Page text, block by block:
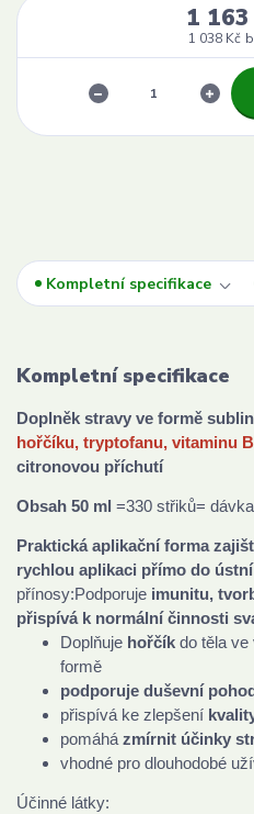
1
1 038 Kč
Kompletní specifikace
Kompletní specifikace
Doplněk stravy ve formě
hořčíku, tryptofanu, vitaminu
citronovou příchutí
Obsah 50 ml =330 střiků=
Praktická aplikační forma
rychlou aplikaci přímo do
přínosy:Podporuje imunitu,
přispívá k normální činnosti
Doplňuje hořčík do těla ve
formě
podporuje duševní
přispívá ke zlepšení
pomáhá zmírnit účinky
vhodné pro dlouhodobé
Účinné látky: